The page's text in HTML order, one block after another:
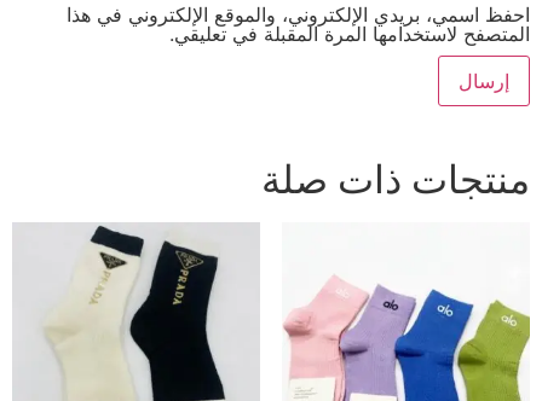
احفظ اسمي، بريدي الإلكتروني، والموقع الإلكتروني في هذا
المتصفح لاستخدامها المرة المقبلة في تعليقي.
منتجات ذات صلة